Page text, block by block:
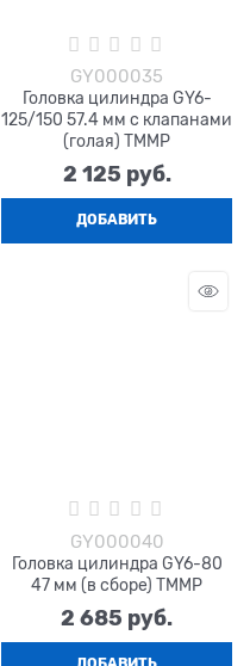
GY000035
Головка цилиндра GY6-
125/150 57.4 мм с клапанами
(голая) TMMP
2 125 руб.
ДОБАВИТЬ
GY000040
Головка цилиндра GY6-80
47 мм (в сборе) TMMP
2 685 руб.